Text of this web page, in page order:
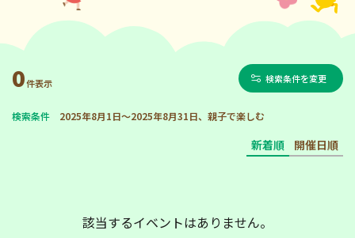
0件表示 検索条件を変更
検索条件 2025年8月1日～2025年8月31日、親子で楽しむ
新着順 開催日順
該当するイベントはありません。